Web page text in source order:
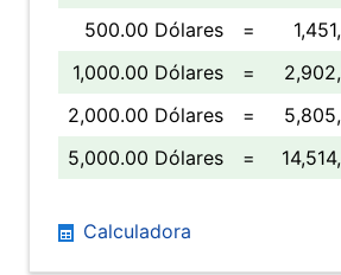
500.00 Dólares
=
1,000.00 Dólares
=
2,000.00 Dólares
=
5,000.00 Dólares
=
Calculadora